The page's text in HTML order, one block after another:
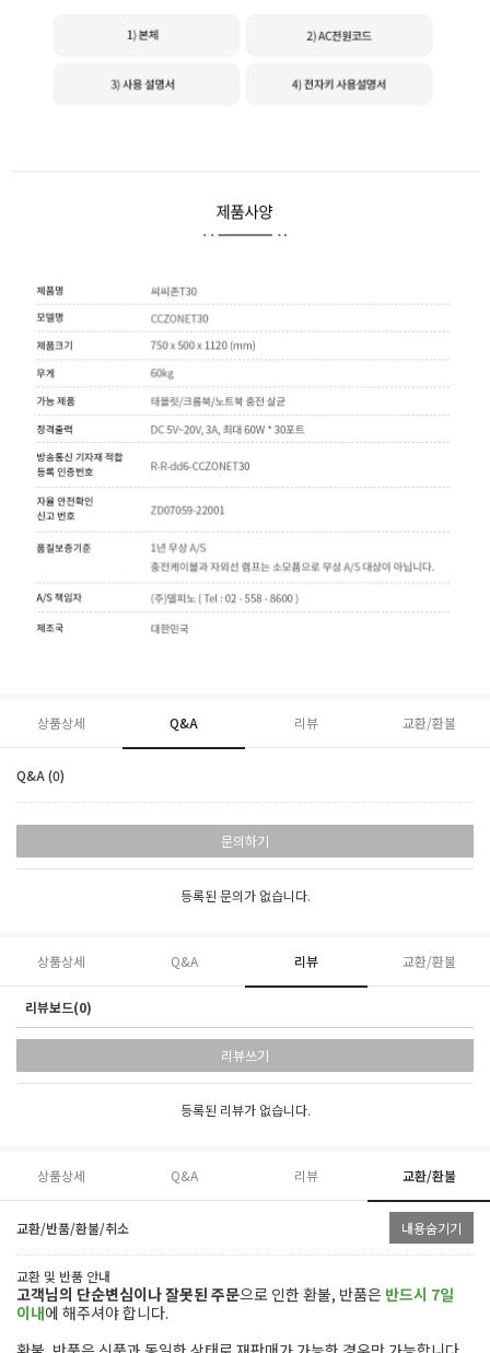
상품상세 Q&A 리뷰 교환/환불
Q&A (0)
문의하기
등록된 문의가 없습니다.
상품상세 Q&A 리뷰 교환/환불
리뷰보드(0)
리뷰쓰기
등록된 리뷰가 없습니다.
상품상세 Q&A 리뷰 교환/환불
교환/반품/환불/취소 내용숨기기
교환 및 반품 안내
고객님의 단순변심이나 잘못된 주문으로 인한 환불, 반품은 반드시 7일
이내에 해주셔야 합니다.